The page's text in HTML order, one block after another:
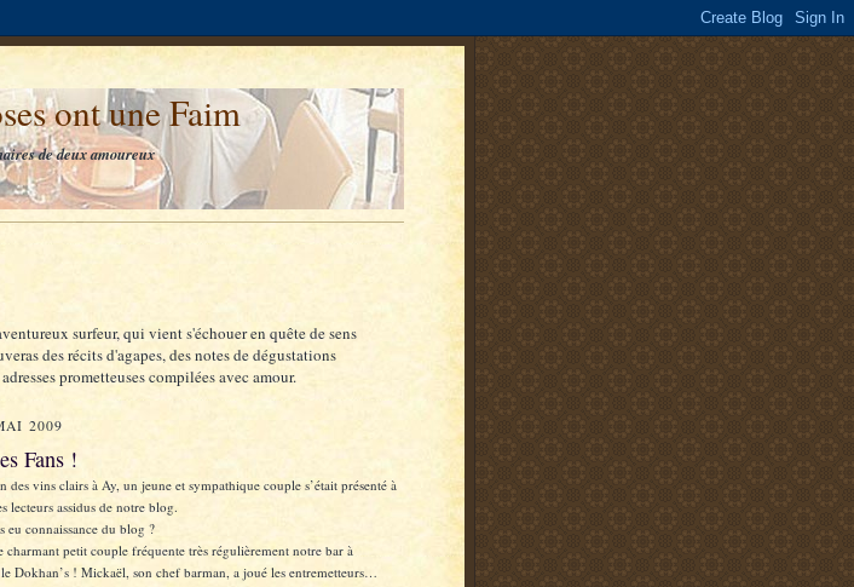
ont une Faim
de deux amoureux
surfeur, qui vient s'échouer en quête de sens
des récits d'agapes, des notes de dégustations
prometteuses compilées avec amour.
2009
Fans !
des vins clairs à Ay, un jeune et sympathique couple s’était présenté à
lecteurs assidus de notre blog.
eu connaissance du blog ?
charmant petit couple fréquente très régulièrement notre bar à
Dokhan’s ! Mickaël, son chef barman, a joué les entremetteurs…